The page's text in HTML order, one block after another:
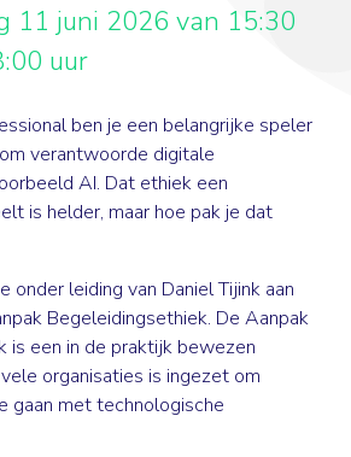
11 juni 2026 van 15:30
uur
ben je een belangrijke speler
verantwoorde digitale
AI. Dat ethiek een
is helder, maar hoe pak je dat
onder leiding van Daniel Tijink aan
Begeleidingsethiek. De Aanpak
is een in de praktijk bewezen
organisaties is ingezet om
gaan met technologische